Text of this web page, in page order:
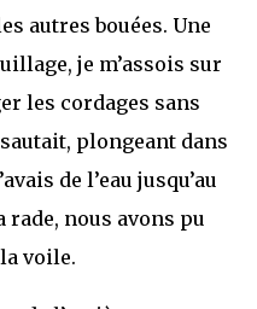
autres bouées. Une
je m’assois sur
les cordages sans
plongeant dans
de l’eau jusqu’au
nous avons pu
voile.